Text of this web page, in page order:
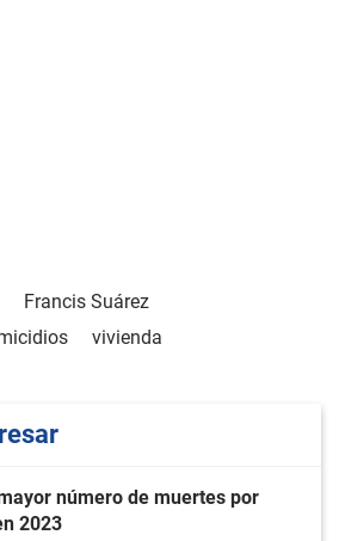
Francis Suárez
vivienda
número de muertes por
2023